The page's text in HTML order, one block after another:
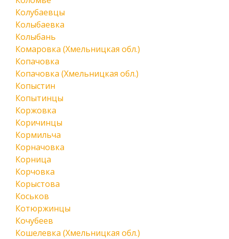
Колубаевцы
Колыбаевка
Колыбань
Комаровка (Хмельницкая обл.)
Копачовка
Копачовка (Хмельницкая обл.)
Копыстин
Копытинцы
Коржовка
Коричинцы
Кормильча
Корначовка
Корница
Корчовка
Корыстова
Коськов
Котюржинцы
Кочубеев
Кошелевка (Хмельницкая обл.)